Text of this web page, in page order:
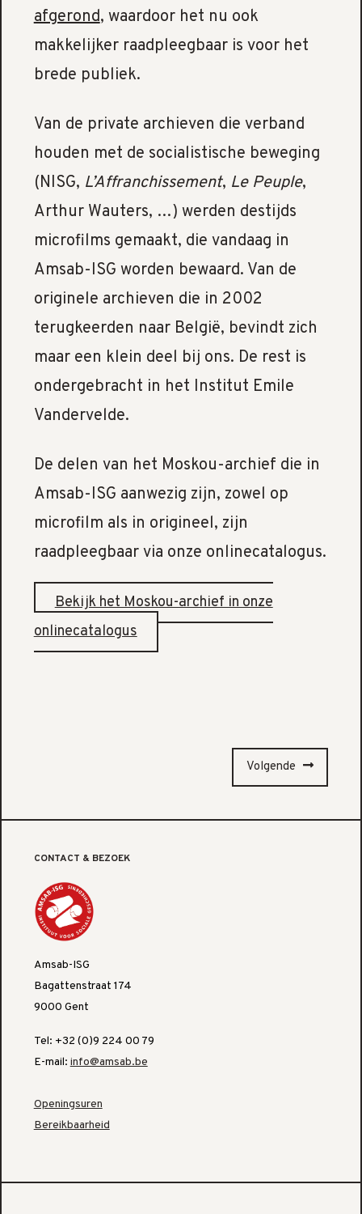
afgerond, waardoor het nu ook
makkelijker raadpleegbaar is voor het
brede publiek.
Van de private archieven die verband
houden met de socialistische beweging
(NISG, L’Affranchissement, Le Peuple,
Arthur Wauters, …) werden destijds
microfilms gemaakt, die vandaag in
Amsab-ISG worden bewaard. Van de
originele archieven die in 2002
terugkeerden naar België, bevindt zich
maar een klein deel bij ons. De rest is
ondergebracht in het Institut Emile
Vandervelde.
De delen van het Moskou-archief die in
Amsab-ISG aanwezig zijn, zowel op
microfilm als in origineel, zijn
raadpleegbaar via onze onlinecatalogus.
Bekijk het Moskou-archief in onze
onlinecatalogus
Volgende
CONTACT & BEZOEK
Amsab-ISG
Bagattenstraat 174
9000 Gent
Tel: +32 (0)9 224 00 79
E-mail: info@amsab.be
Openingsuren
Bereikbaarheid